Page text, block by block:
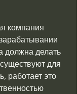
компания
должна делать
для
работает это